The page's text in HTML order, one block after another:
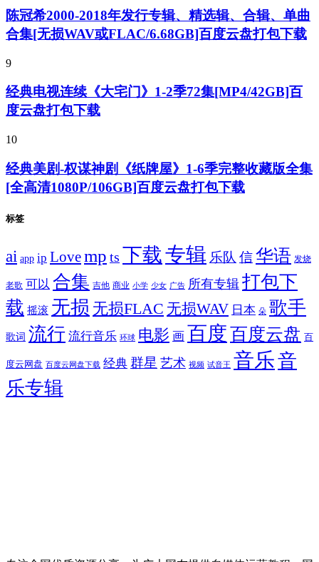
陈冠希2000-2018年发行专辑、精选辑、合辑、单曲
合集[无损WAV或FLAC/6.68GB]百度云盘打包下载
9
经典电视连续《大宅门》1-2季72集[MP4/42GB]百
度云盘打包下载
10
经典美剧-权谋神剧《纸牌屋》1-6季完整收藏版全集
[全高清1080P/106GB]百度云盘打包下载
标签
ai app ip Lovemp ts 下载专辑 乐队 信华语 发烧
老歌 可以 合集 吉他 商业 小学 少女 广告 所有专辑 打包下
载 摇滚 无损 无损FLAC 无损WAV 日本 朵 歌手
歌词 流行 流行音乐 环球 电影 画 百度百度云盘 百
度云网盘 百度云网盘下载 经典 群星 艺术 视频 试音王 音乐音
乐专辑